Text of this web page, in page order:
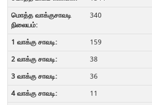
340
159
38
36
11